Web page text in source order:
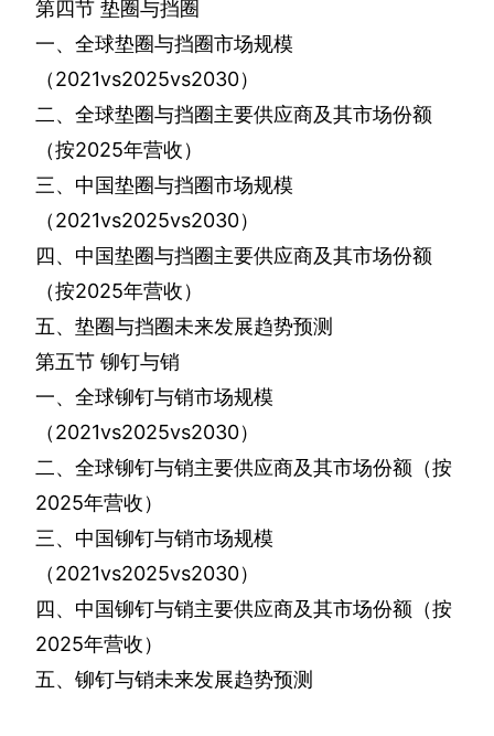
第四节 垫圈与挡圈
一、全球垫圈与挡圈市场规模
（2021vs2025vs2030）
二、全球垫圈与挡圈主要供应商及其市场份额
（按2025年营收）
三、中国垫圈与挡圈市场规模
（2021vs2025vs2030）
四、中国垫圈与挡圈主要供应商及其市场份额
（按2025年营收）
五、垫圈与挡圈未来发展趋势预测
第五节 铆钉与销
一、全球铆钉与销市场规模
（2021vs2025vs2030）
二、全球铆钉与销主要供应商及其市场份额（按
2025年营收）
三、中国铆钉与销市场规模
（2021vs2025vs2030）
四、中国铆钉与销主要供应商及其市场份额（按
2025年营收）
五、铆钉与销未来发展趋势预测